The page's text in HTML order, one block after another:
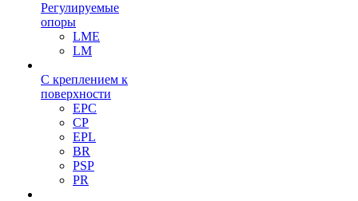
Регулируемые
опоры
LME
LM
С креплением к
поверхности
EPC
CP
EPL
BR
PSP
PR